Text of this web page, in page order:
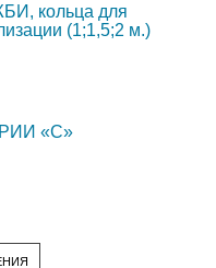
кольца для
(1;1,5;2 м.)
«C»